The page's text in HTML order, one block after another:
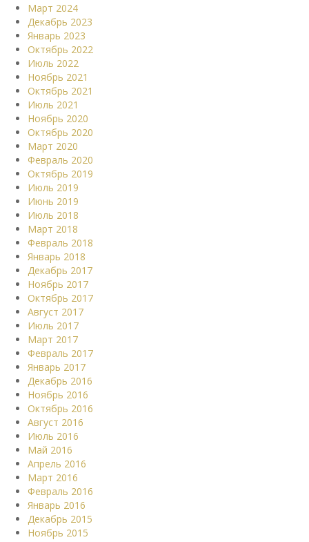
Март 2024
Декабрь 2023
Январь 2023
Октябрь 2022
Июль 2022
Ноябрь 2021
Октябрь 2021
Июль 2021
Ноябрь 2020
Октябрь 2020
Март 2020
Февраль 2020
Октябрь 2019
Июль 2019
Июнь 2019
Июль 2018
Март 2018
Февраль 2018
Январь 2018
Декабрь 2017
Ноябрь 2017
Октябрь 2017
Август 2017
Июль 2017
Март 2017
Февраль 2017
Январь 2017
Декабрь 2016
Ноябрь 2016
Октябрь 2016
Август 2016
Июль 2016
Май 2016
Апрель 2016
Март 2016
Февраль 2016
Январь 2016
Декабрь 2015
Ноябрь 2015